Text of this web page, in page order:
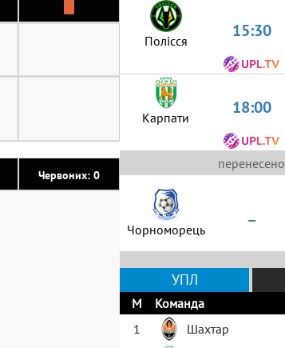
Червоних: 0
Полісся 15:30
Карпати 18:00
перенесено
Чорноморець –
УПЛ
М Команда
1
Шахтар